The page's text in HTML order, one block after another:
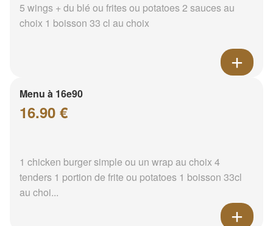
5 wings + du blé ou frites ou potatoes 2 sauces au
choix 1 boisson 33 cl au choix
Menu à 16e90
16.90 €
1 chicken burger simple ou un wrap au choix 4
tenders 1 portion de frite ou potatoes 1 boisson 33cl
au choi...